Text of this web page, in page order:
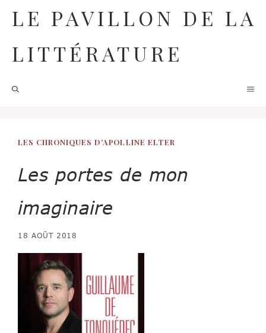
contenu
LE PAVILLON DE LA
LITTÉRATURE
LES CHRONIQUES D'APOLLINE ELTER
Les portes de mon
imaginaire
18 AOÛT 2018